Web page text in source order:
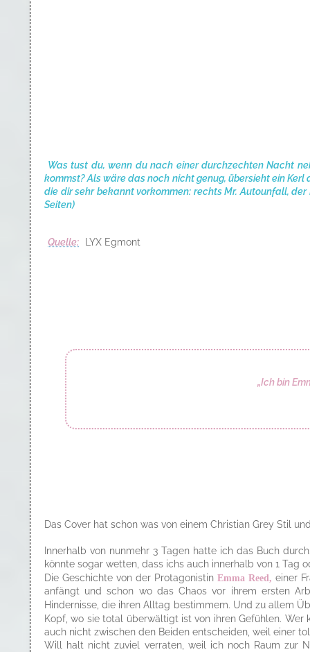
Was tust du, wenn du nach einer durchzechten Nacht
kommst? Als wäre das noch nicht genug, übersieht ein
die dir sehr bekannt vorkommen: rechts Mr. Autounfall,
Seiten)
Quelle: LYX Egmont
„Ich bin
Das Cover hat schon was von einem Christian Grey Stil
Innerhalb von nunmehr 3 Tagen hatte ich das Buch
könnte sogar wetten, dass ichs auch innerhalb von 1
Die Geschichte von der Protagonistin Emma Reed, einer
anfängt und schon wo das Chaos vor ihrem ersten
Hindernisse, die ihren Alltag bestimmem. Und zu allem
Kopf, wo sie total überwältigt ist von ihren Gefühlen.
auch nicht zwischen den Beiden entscheiden, weil einer
Will halt nicht zuviel verraten, weil ich noch Raum zur